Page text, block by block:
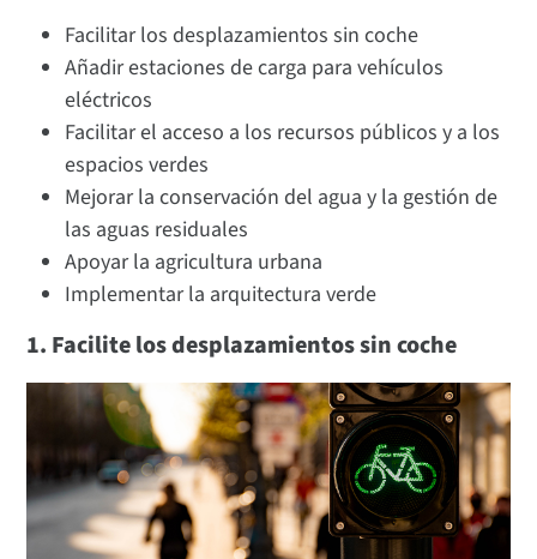
Facilitar los desplazamientos sin coche
Añadir estaciones de carga para vehículos
eléctricos
Facilitar el acceso a los recursos públicos y a los
espacios verdes
Mejorar la conservación del agua y la gestión de
las aguas residuales
Apoyar la agricultura urbana
Implementar la arquitectura verde
1. Facilite los desplazamientos sin coche